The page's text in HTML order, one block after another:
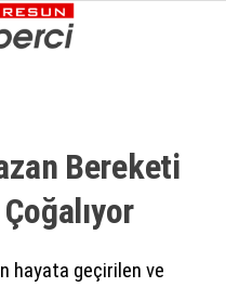
Bereketi
hayata geçirilen ve